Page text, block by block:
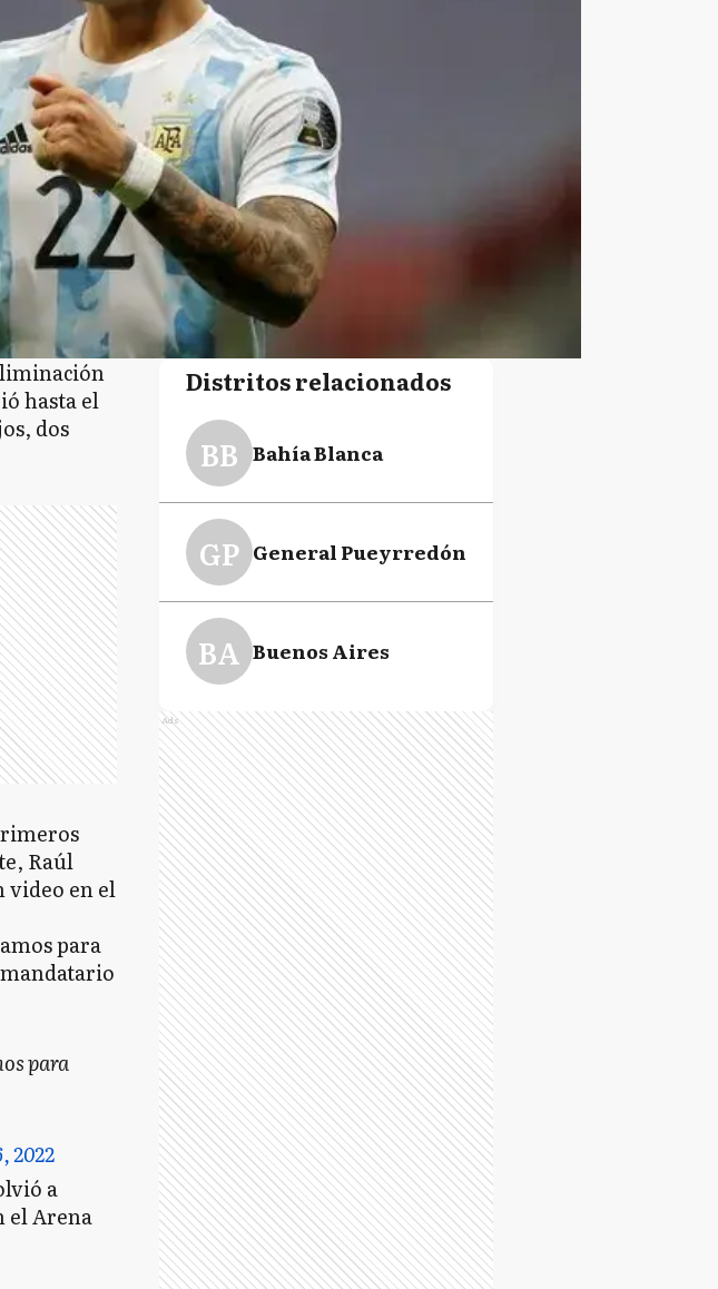
hasta el
dos
Raúl
video en el
para
para
2022
a
el Arena
Distritos relacionados
BB Bahía Blanca
GP General Pueyrredón
BA Buenos Aires
Ads